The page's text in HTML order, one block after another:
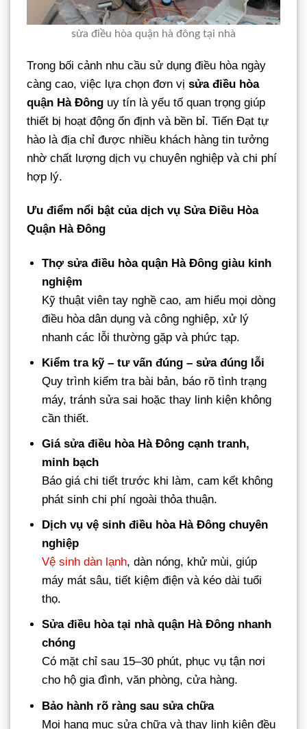
sửa điều hòa quận hà đông tại nhà
Trong bối cảnh nhu cầu sử dụng điều hòa ngày
càng cao, việc lựa chọn đơn vị sửa điều hòa
quận Hà Đông uy tín là yếu tố quan trọng giúp
thiết bị hoạt động ổn định và bền bỉ. Tiến Đạt tự
hào là địa chỉ được nhiều khách hàng tin tưởng
nhờ chất lượng dịch vụ chuyên nghiệp và chi phí
hợp lý.
Ưu điểm nổi bật của dịch vụ Sửa Điều Hòa
Quận Hà Đông
Thợ sửa điều hòa quận Hà Đông giàu kinh
nghiệm
Kỹ thuật viên tay nghề cao, am hiểu mọi dòng
điều hòa dân dụng và công nghiệp, xử lý
nhanh các lỗi thường gặp và phức tạp.
Kiểm tra kỹ – tư vấn đúng – sửa đúng lỗi
Quy trình kiểm tra bài bản, báo rõ tình trạng
máy, tránh sửa sai hoặc thay linh kiện không
cần thiết.
Giá sửa điều hòa Hà Đông cạnh tranh,
minh bạch
Báo giá chi tiết trước khi làm, cam kết không
phát sinh chi phí ngoài thỏa thuận.
Dịch vụ vệ sinh điều hòa Hà Đông chuyên
nghiệp
Vệ sinh dàn lạnh, dàn nóng, khử mùi, giúp
máy mát sâu, tiết kiệm điện và kéo dài tuổi
thọ.
Sửa điều hòa tại nhà quận Hà Đông nhanh
chóng
Có mặt chỉ sau 15–30 phút, phục vụ tận nơi
cho hộ gia đình, văn phòng, cửa hàng.
Bảo hành rõ ràng sau sửa chữa
Mọi hạng mục sửa chữa và thay linh kiện đều